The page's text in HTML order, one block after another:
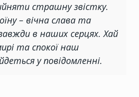
страшну звістку.
– вічна слава та
в наших серцях. Хай
та спокої наш
у повідомленні.